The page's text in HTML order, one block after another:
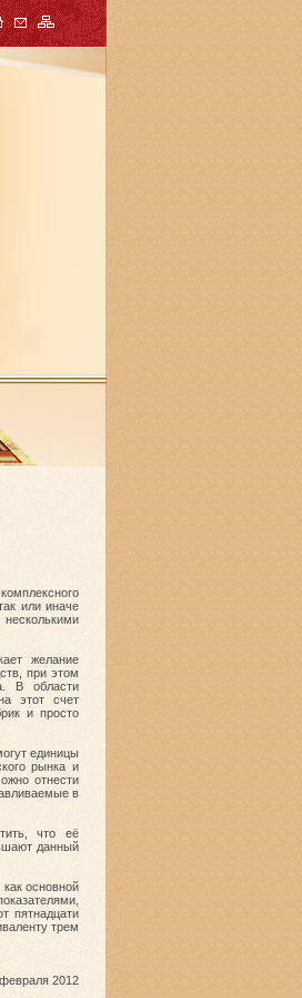
или иначе
желание
при этом
В области
этот счет
и просто
единицы
рынка и
отнести
в
что её
данный
основной
пятнадцати
трем
2012